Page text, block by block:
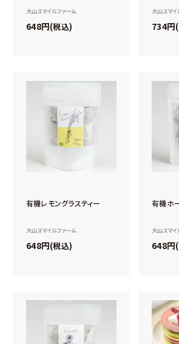
大山スマイルファーム
648 税込
大山スマイ
734
有機レモングラスティー
大山スマイルファーム
648 税込
有機ホ
大山スマイ
648